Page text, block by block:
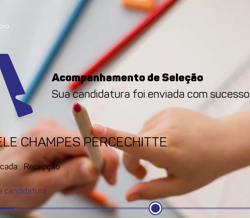
Acompanhamento de Seleção
Sua candidatura foi enviada com sucesso
CHAMPES PERCECHITTE
Recepção
candidatura